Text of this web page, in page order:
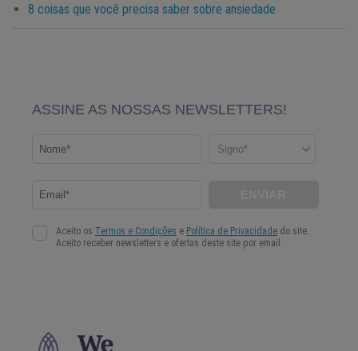
8 coisas que você precisa saber sobre ansiedade